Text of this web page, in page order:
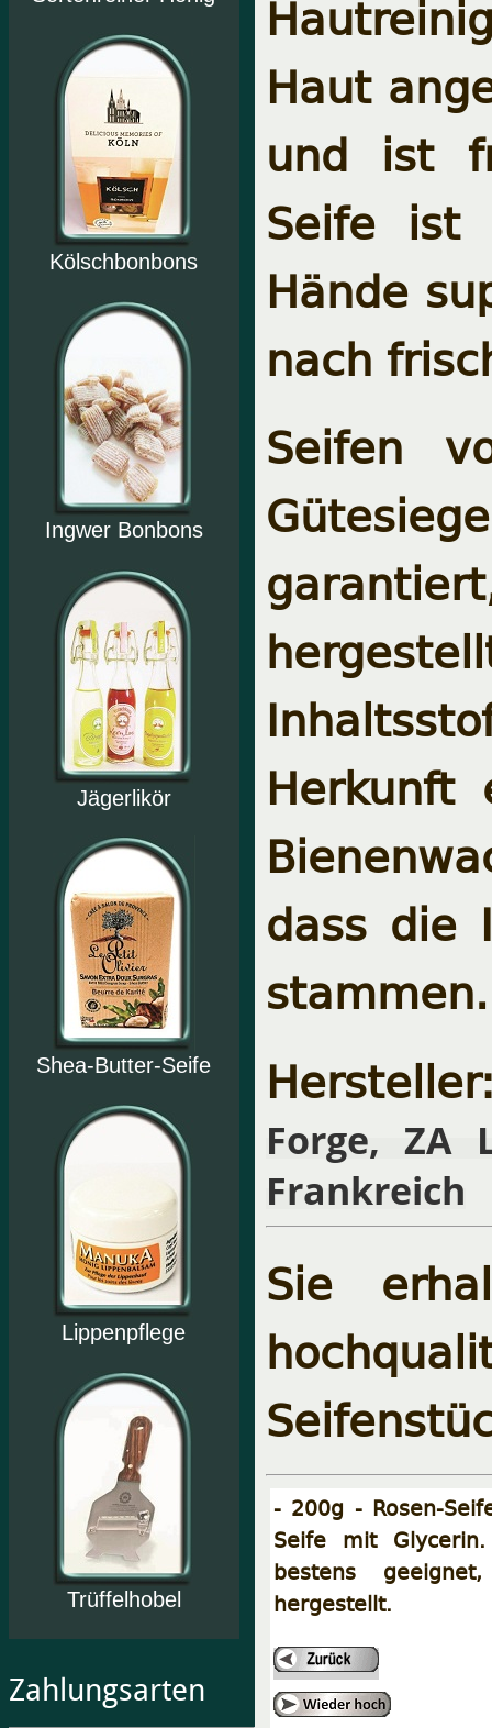
Kölschbonbons
Ingwer Bonbons
Jägerlikör
Shea-Butter-Seife
Lippenpflege
Trüffelhobel
Zahlungsarten
Haut
und ist
Seife ist
Hände
nach
Seifen
Herkunft
dass die
stammen.
Forge, ZA
Frankreich
Sie
- 200g - Rosen-
Seife mit
bestens
hergestellt.